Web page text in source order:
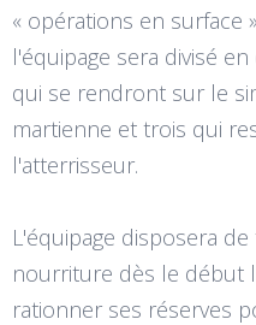
« opérations en surface
l'équipage sera divisé
qui se rendront sur le
martienne et trois qui
l'atterrisseur.
L'équipage disposera
nourriture dès le début
rationner ses réserves